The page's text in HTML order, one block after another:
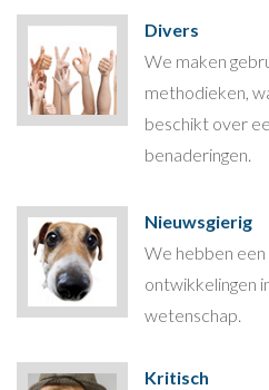
Divers
We maken
methodieken,
beschikt over
benaderingen.
Nieuwsgierig
We hebben een
ontwikkelingen
wetenschap.
Kritisch